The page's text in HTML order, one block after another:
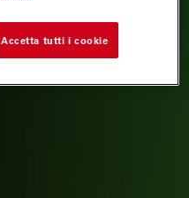
Accetta tutti i cookie